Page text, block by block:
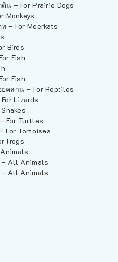
น – For Prairie Dogs
Monkeys
– For Meerkats
Birds
Fish
Fish
คลาน – For Reptiles
Lizards
For Turtles
For Tortoises
Frogs
All Animals
All Animals